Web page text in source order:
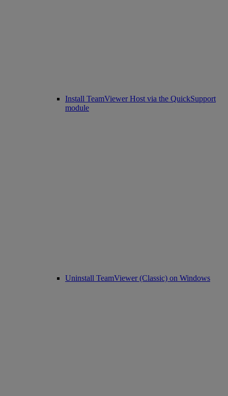
Install TeamViewer Host via the QuickSupport
module
Uninstall TeamViewer (Classic) on Windows